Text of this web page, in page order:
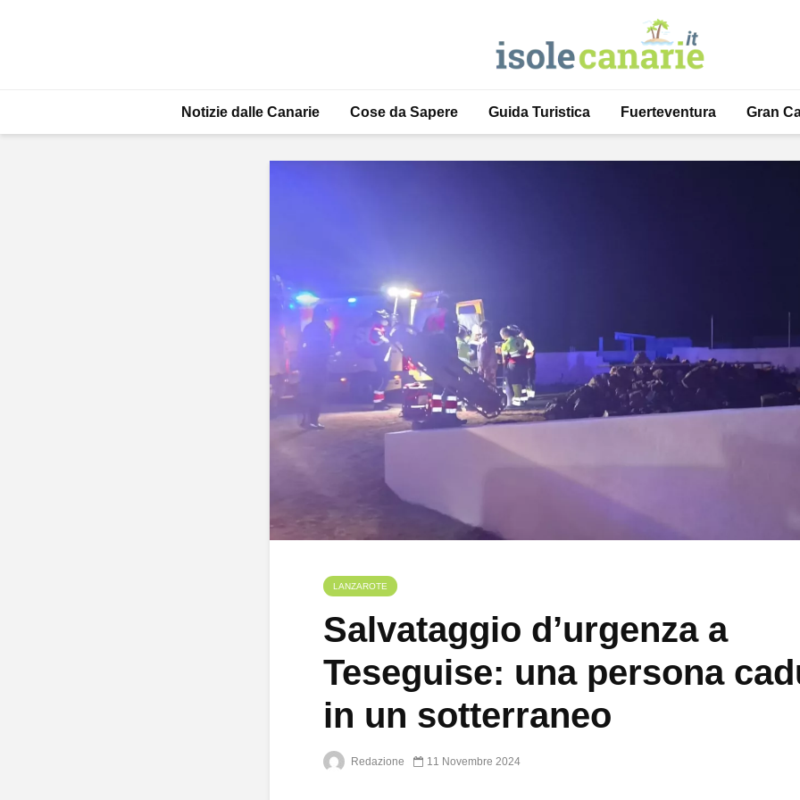
Notizie dalle Canarie Cose da Sapere Guida Turistica Fuerteventura Gran
LANZAROTE
Salvataggio d’urgenza a
Teseguise: una persona
in un sotterraneo
Redazione 11 Novembre 2024